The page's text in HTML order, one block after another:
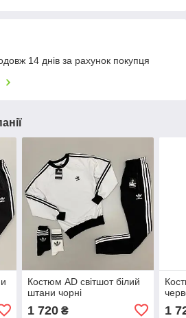
14 днів за рахунок покупця
Костюм AD світшот білий
штани чорні
1 720₴ 1